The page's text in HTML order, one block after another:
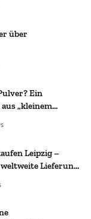
über
Ein
„kleinem
Leipzig –
Lieferung